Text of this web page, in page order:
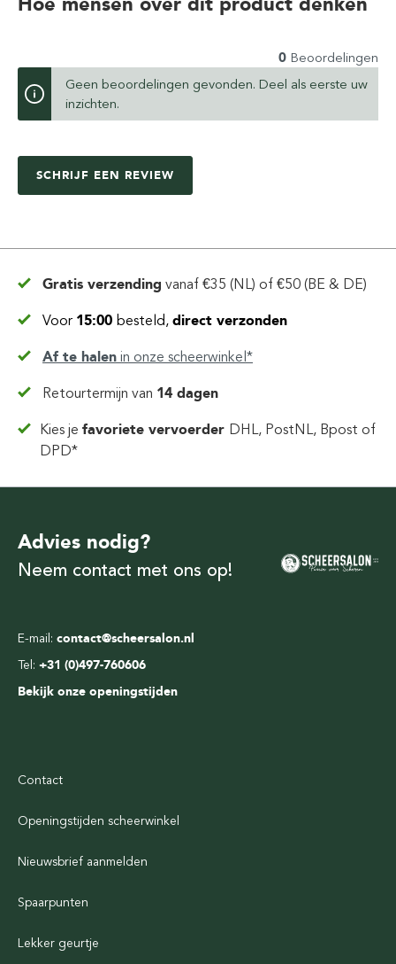
0 Beoordelingen
Geen beoordelingen gevonden. Deel als eerste uw
inzichten.
SCHRIJF EEN REVIEW
Gratis verzending vanaf €35 (NL) of €50 (BE & DE)
Voor 15:00 besteld, direct verzonden
Af te halen in onze scheerwinkel*
Retourtermijn van 14 dagen
Kies jefavoriete vervoerder DHL, PostNL, Bpost of
DPD*
E-mail: contact@scheersalon.nl
Tel: +31 (0)497-760606
Bekijk onze openingstijden
Advies nodig?
Neem contact met ons op!
Contact
Openingstijden scheerwinkel
Nieuwsbrief aanmelden
Spaarpunten
Lekker geurtje